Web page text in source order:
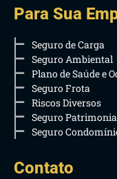
Para Sua
Seguro de Carga
Seguro Ambiental
Plano de Saúde e
Seguro Frota
Riscos Diversos
Seguro
Seguro
Contato